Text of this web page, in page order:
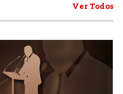
Ver Todos